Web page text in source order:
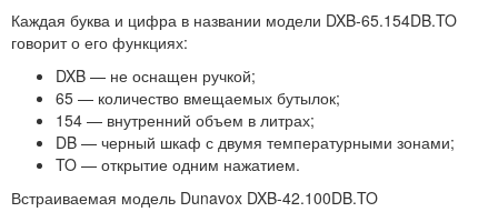
Каждая буква и цифра в названии модели DXB-65.154DB.TO
говорит о его функциях:
DXB — не оснащен ручкой;
65 — количество вмещаемых бутылок;
154 — внутренний объем в литрах;
DB — черный шкаф с двумя температурными зонами;
TO — открытие одним нажатием.
Встраиваемая модель Dunavox DXB-42.100DB.TO